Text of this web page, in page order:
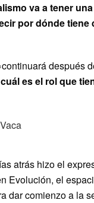
va a tener
por dónde tiene
después
es el rol que
atrás hizo el
Evolución, el
dar comienzo a la